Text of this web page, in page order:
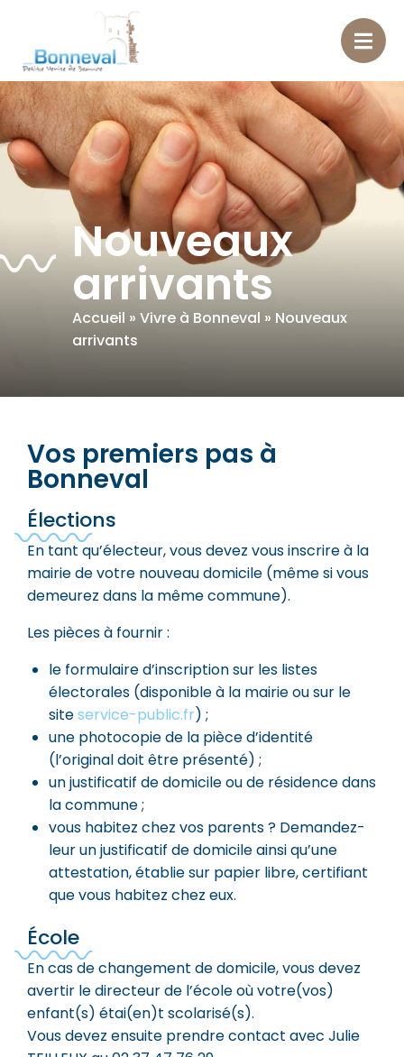
Nouveaux
arrivants
Accueil » Vivre à Bonneval » Nouveaux
arrivants
Vos premiers pas à
Bonneval
Élections
En tant qu’électeur, vous devez vous inscrire à la
mairie de votre nouveau domicile (même si vous
demeurez dans la même commune).
Les pièces à fournir :
le formulaire d’inscription sur les listes
électorales (disponible à la mairie ou sur le
siteservice-public.fr) ;
une photocopie de la pièce d’identité
(l’original doit être présenté) ;
un justificatif de domicile ou de résidence dans
la commune ;
vous habitez chez vos parents ? Demandez-
leur un justificatif de domicile ainsi qu’une
attestation, établie sur papier libre, certifiant
que vous habitez chez eux.
École
En cas de changement de domicile, vous devez
avertir le directeur de l’école où votre(vos)
enfant(s) étai(en)t scolarisé(s).
Vous devez ensuite prendre contact avec Julie